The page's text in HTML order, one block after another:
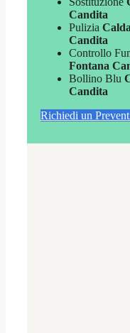
Candita
Pulizia
Candita
Controllo
Fontana
Bollino Blu
Candita
Richiedi un